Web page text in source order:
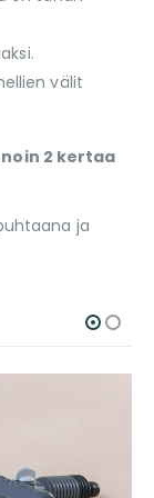
välit
2 kertaa
ja